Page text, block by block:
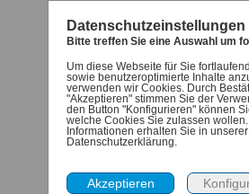
Termine
iCalendar Export
Datenschutzeinstellungen
Bitte treffen Sie eine Auswahl um
Um diese Webseite für Sie
sowie benutzeroptimierte Inhalte
verwenden wir Cookies. Durch
"Akzeptieren" stimmen Sie der
den Button "Konfigurieren" können
welche Cookies Sie zulassen
Informationen erhalten Sie in unserer
Datenschutzerklärung.